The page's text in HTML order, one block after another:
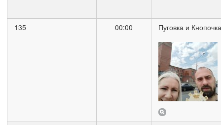
135 00:00 Пуговка и Кнопочка